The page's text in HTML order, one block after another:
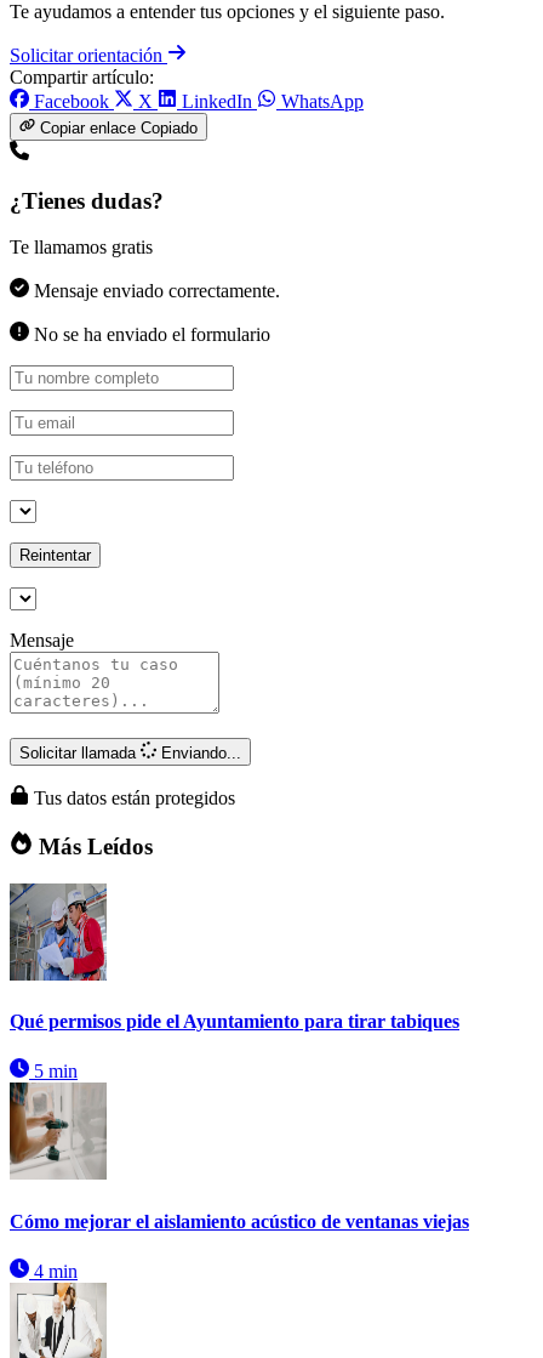
Te ayudamos a entender tus opciones y el siguiente paso.
Solicitar orientación
Compartir artículo:
Facebook
X LinkedIn WhatsApp
Copiar enlace Copiado
¿Tienes dudas?
Te llamamos gratis
Mensaje enviado correctamente.
No se ha enviado el formulario
Reintentar
Mensaje
Solicitar llamada Enviando...
Tus datos están protegidos
Más Leídos
Qué permisos pide el Ayuntamiento para tirar tabiques
5 min
Cómo mejorar el aislamiento acústico de ventanas viejas
4 min